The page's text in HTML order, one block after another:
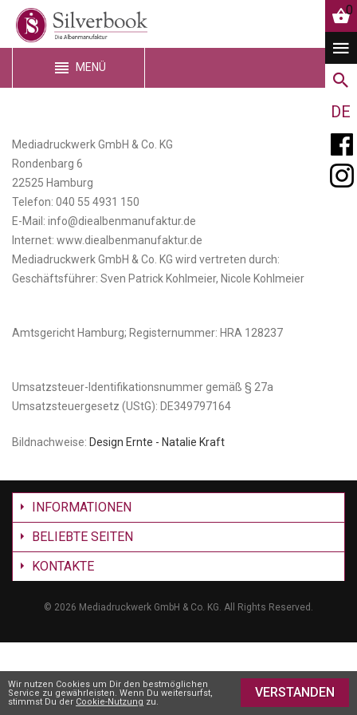
0
DE
MENÜ
Mediadruckwerk GmbH & Co. KG
Rondenbarg 6
22525 Hamburg
Telefon: 040 55 4931 150
E-Mail: info@diealbenmanufaktur.de
Internet: www.diealbenmanufaktur.de
Mediadruckwerk GmbH & Co. KG wird vertreten durch:
Geschäftsführer: Sven Patrick Kohlmeier, Nicole Kohlmeier
Amtsgericht Hamburg; Registernummer: HRA 128237
Umsatzsteuer-Identifikationsnummer gemäß § 27a
Umsatzsteuergesetz (UStG): DE349797164
Bildnachweise: Design Ernte - Natalie Kraft
INFORMATIONEN
BELIEBTE SEITEN
KONTAKTE
© 2026 Mediadruckwerk GmbH & Co. KG. All Rights Reserved.
Wir nutzen Cookies um Dir den bestmöglichen
Service zu gewährleisten. Wenn Du weitersurfst,
stimmst Du der Cookie-Nutzung zu.
VERSTANDEN